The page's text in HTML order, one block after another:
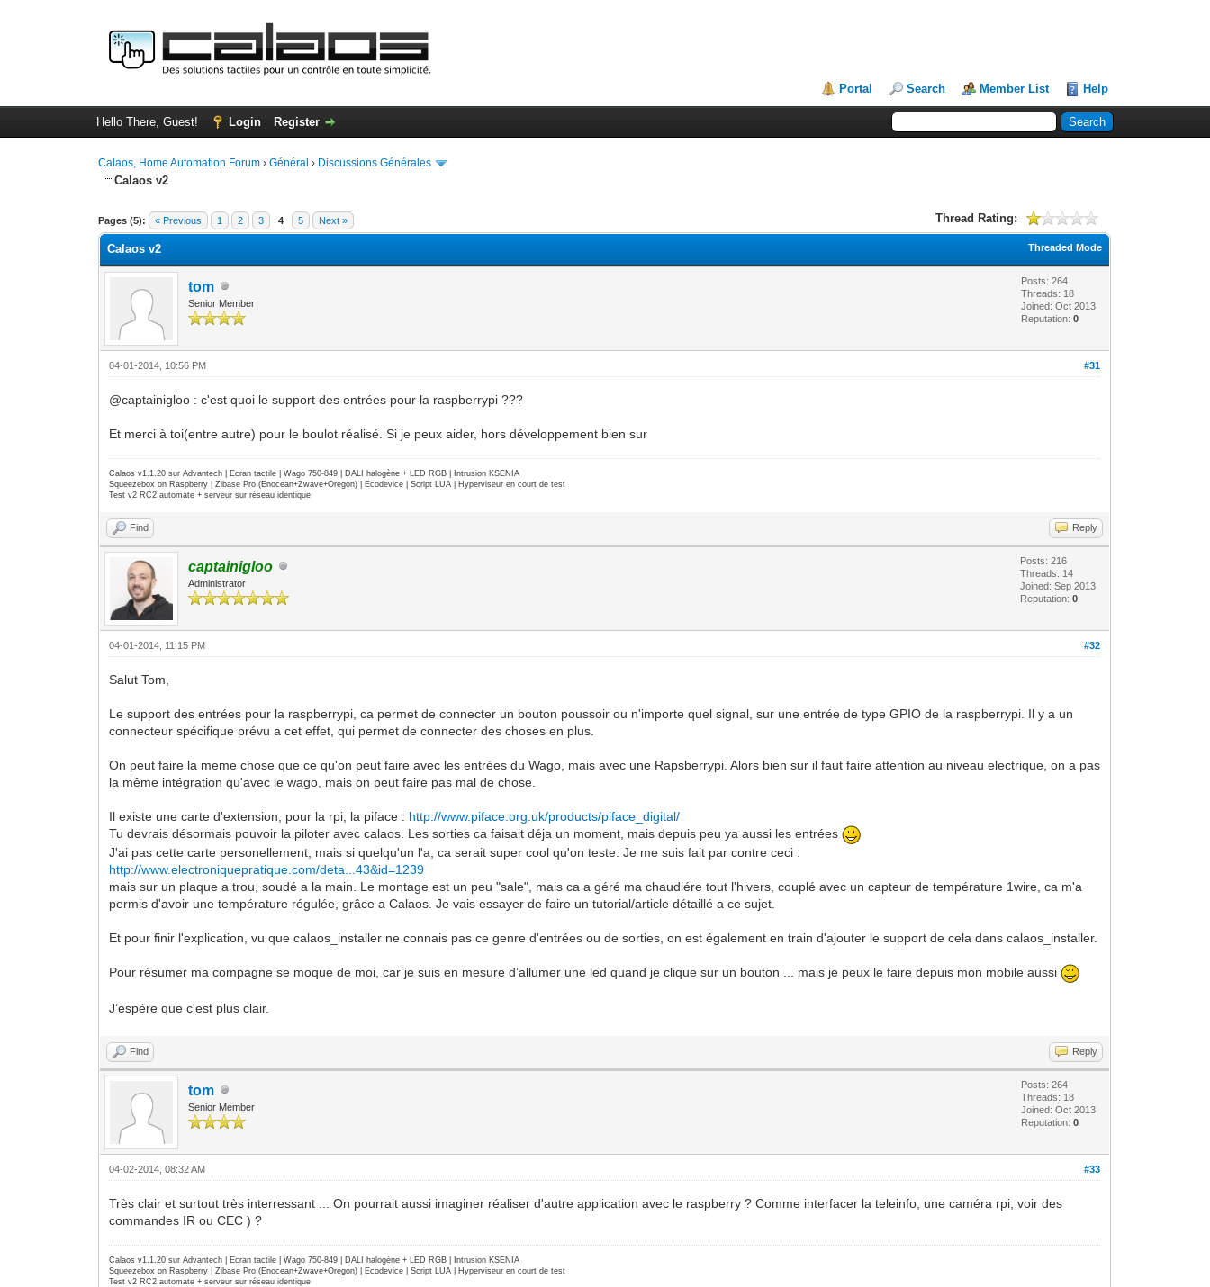
Portal Search Member List Help
Hello There, Guest! Login Register
Calaos, Home Automation Forum ›Général › Discussions Générales
Calaos v2
Pages (5): « Previous 1 2 3 4 5 Next » Thread Rating:
1 Vote(s) - 1 Average
1
2
3
4
5
Threaded Mode
Calaos v2
tom
Senior Member
Posts: 264
Threads: 18
Joined: Oct 2013
Reputation:0
#31
04-01-2014, 10:56 PM
@captainigloo : c'est quoi le support des entrées pour la raspberrypi ???
Et merci à toi(entre autre) pour le boulot réalisé. Si je peux aider, hors développement bien sur
Calaos v1.1.20 sur Advantech | Ecran tactile | Wago 750-849 | DALI halogène + LED RGB | Intrusion KSENIA
Squeezebox on Raspberry | Zibase Pro (Enocean+Zwave+Oregon) | Ecodevice | Script LUA | Hyperviseur en court de test
Test v2 RC2 automate + serveur sur réseau identique
Find Reply
captainigloo
Administrator
Posts: 216
Threads: 14
Joined: Sep 2013
Reputation:0
#32
04-01-2014, 11:15 PM
Salut Tom,
Le support des entrées pour la raspberrypi, ca permet de connecter un bouton poussoir ou n'importe quel signal, sur une entrée de type GPIO de la raspberrypi. Il y a un
connecteur spécifique prévu a cet effet, qui permet de connecter des choses en plus.
On peut faire la meme chose que ce qu'on peut faire avec les entrées du Wago, mais avec une Rapsberrypi. Alors bien sur il faut faire attention au niveau electrique, on a pas
la même intégration qu'avec le wago, mais on peut faire pas mal de chose.
Il existe une carte d'extension, pour la rpi, la piface : http://www.piface.org.uk/products/piface_digital/
Tu devrais désormais pouvoir la piloter avec calaos. Les sorties ca faisait déja un moment, mais depuis peu ya aussi les entrées
J'ai pas cette carte personellement, mais si quelqu'un l'a, ca serait super cool qu'on teste. Je me suis fait par contre ceci :
http://www.electroniquepratique.com/deta...43&id=1239
mais sur un plaque a trou, soudé a la main. Le montage est un peu "sale", mais ca a géré ma chaudiére tout l'hivers, couplé avec un capteur de température 1wire, ca m'a
permis d'avoir une température régulée, grâce a Calaos. Je vais essayer de faire un tutorial/article détaillé a ce sujet.
Et pour finir l'explication, vu que calaos_installer ne connais pas ce genre d'entrées ou de sorties, on est également en train d'ajouter le support de cela dans calaos_installer.
Pour résumer ma compagne se moque de moi, car je suis en mesure d’allumer une led quand je clique sur un bouton ... mais je peux le faire depuis mon mobile aussi
J’espère que c'est plus clair.
Find Reply
tom
Senior Member
Posts: 264
Threads: 18
Joined: Oct 2013
Reputation:0
#33
04-02-2014, 08:32 AM
Très clair et surtout très interressant ... On pourrait aussi imaginer réaliser d'autre application avec le raspberry ? Comme interfacer la teleinfo, une caméra rpi, voir des
commandes IR ou CEC ) ?
Calaos v1.1.20 sur Advantech | Ecran tactile | Wago 750-849 | DALI halogène + LED RGB | Intrusion KSENIA
Squeezebox on Raspberry | Zibase Pro (Enocean+Zwave+Oregon) | Ecodevice | Script LUA | Hyperviseur en court de test
Test v2 RC2 automate + serveur sur réseau identique